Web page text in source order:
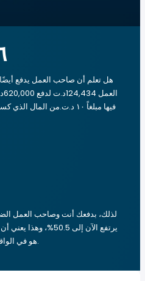
هل تعلم أن صاحب العمل يدفع
يرتفع الآن إلى
هو في الواقع 9.9% أعلى من ما بدا في البداية.